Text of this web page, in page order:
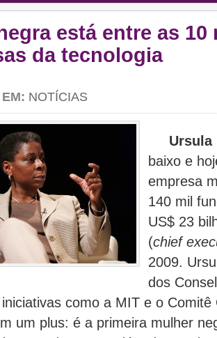
está entre as 10
da tecnologia
NOTÍCIAS
Ursula
baixo e
empresa
140 mil
US$ 23
(chief
2009.
dos
como a MIT e o
um plus: é a primeira mulher